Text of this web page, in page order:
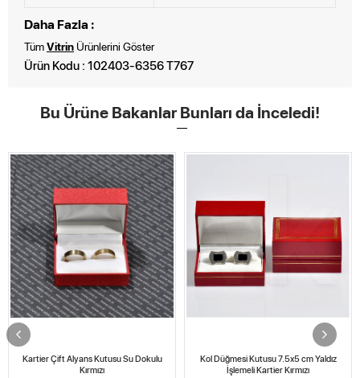
Daha Fazla :
TümVitrin Ürünlerini Göster
Ürün Kodu : 102403-6356 T767
Bu Ürüne Bakanlar Bunları da İnceledi!
Kartier Çift Alyans Kutusu Su Dokulu
Kırmızı
Kol Düğmesi Kutusu 7.5x5 cm Yaldız
İşlemeli Kartier Kırmızı